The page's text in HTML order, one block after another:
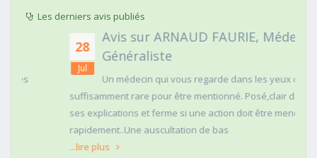
Les derniers avis publiés
Avis sur ARNAUD FAURIE, Médecin
Généraliste
Un médecin qui vous regarde dans les yeux c'est
suffisamment rare pour être mentionné. Posé,clair dans
ses explications et ferme si une action doit être menée
rapidement..Une auscultation de bas
...lire plus